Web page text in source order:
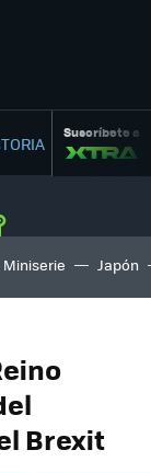
Suscríbete a
Miniserie Japón
Brexit